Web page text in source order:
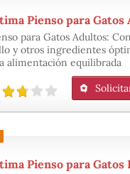
para Gatos Adultos:
y otros ingredientes
alimentación equilibrada